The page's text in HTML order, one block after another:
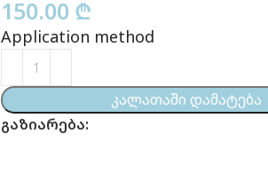
150.00 ₾
Application method
Კალათაში Დამატება
გაზიარება: